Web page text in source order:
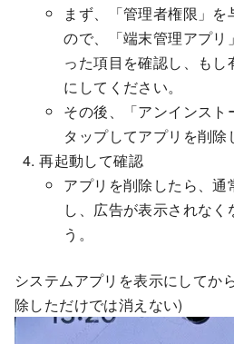
まず、「管理者権限」
ので、「端末管理アプ
った項目を確認し、も
にしてください。
その後、「アンインス
タップしてアプリを削除
再起動して確認
アプリを削除したら、通
し、広告が表示されなく
う。
システムアプリを表示にしてか
除しただけでは消えない)